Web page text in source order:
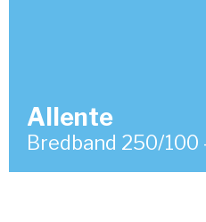
Allente
Bredband 250/100